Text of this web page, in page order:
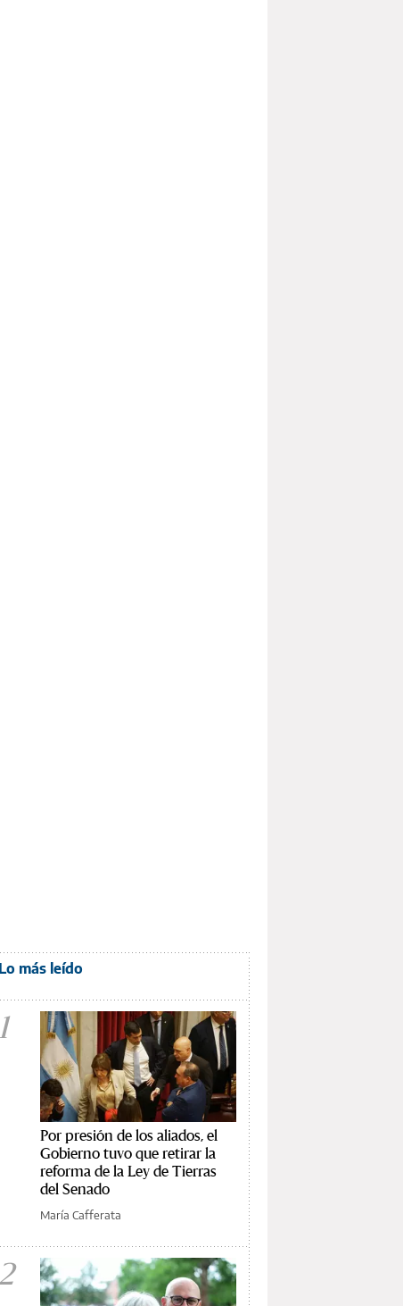
Lo más leído
1
Por presión de los aliados, el
Gobierno tuvo que retirar la
reforma de la Ley de Tierras
del Senado
María Cafferata